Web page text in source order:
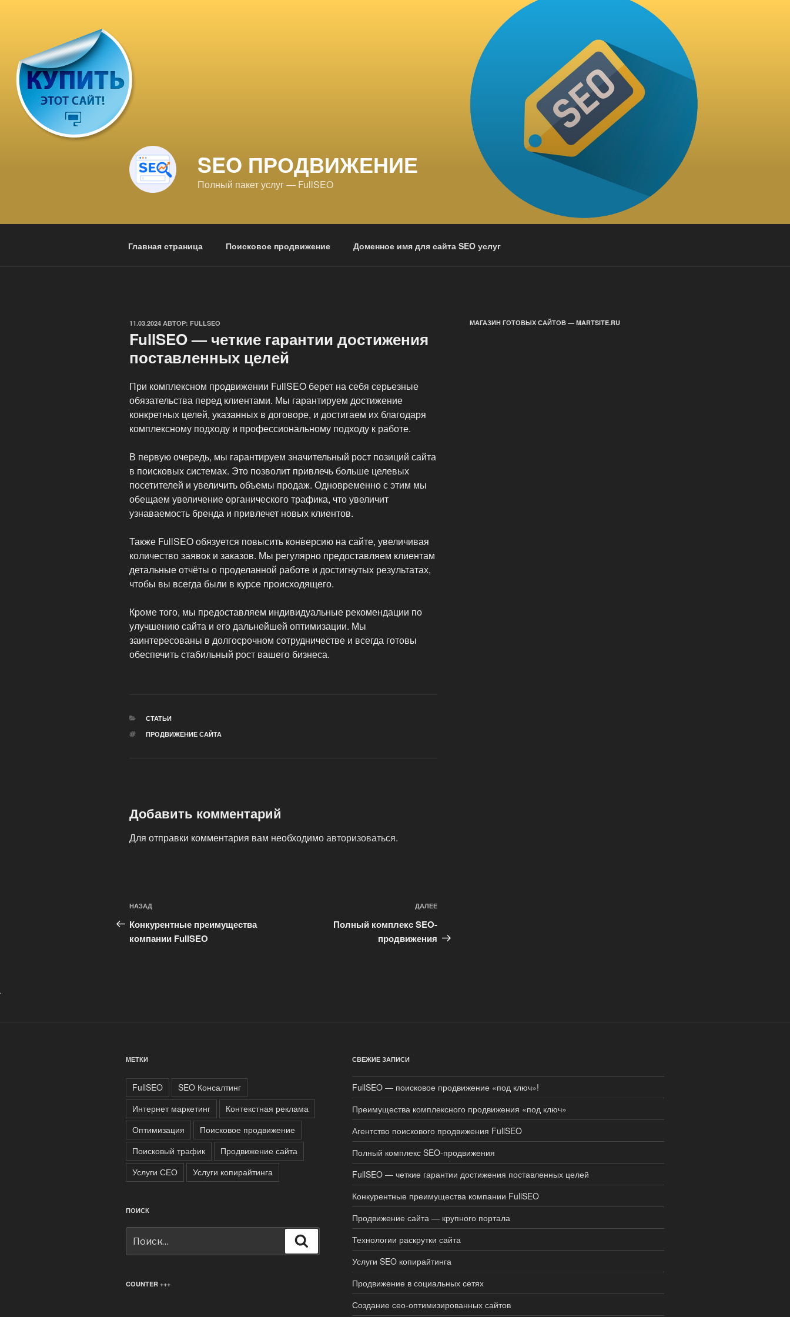
SEO ПРОДВИЖЕНИЕ
Полный пакет услуг — FullSEO
Главная страница Поисковое продвижение Доменное имя для сайта SEO услуг
ОПУБЛИКОВАНО
11.03.2024 АВТОР: FULLSEO
FullSEO — четкие гарантии достижения
поставленных целей
При комплексном продвижении FullSEO берет на себя серьезные
обязательства перед клиентами. Мы гарантируем достижение
конкретных целей, указанных в договоре, и достигаем их благодаря
комплексному подходу и профессиональному подходу к работе.
В первую очередь, мы гарантируем значительный рост позиций сайта
в поисковых системах. Это позволит привлечь больше целевых
посетителей и увеличить объемы продаж. Одновременно с этим мы
обещаем увеличение органического трафика, что увеличит
узнаваемость бренда и привлечет новых клиентов.
Также FullSEO обязуется повысить конверсию на сайте, увеличивая
количество заявок и заказов. Мы регулярно предоставляем клиентам
детальные отчёты о проделанной работе и достигнутых результатах,
чтобы вы всегда были в курсе происходящего.
Кроме того, мы предоставляем индивидуальные рекомендации по
улучшению сайта и его дальнейшей оптимизации. Мы
заинтересованы в долгосрочном сотрудничестве и всегда готовы
обеспечить стабильный рост вашего бизнеса.
РУБРИКИ
СТАТЬИ
МЕТКИ
ПРОДВИЖЕНИЕ САЙТА
Добавить комментарий
Для отправки комментария вам необходимоавторизоваться.
Навигация
по
записям
Предыдущая
запись:
НАЗАД
Конкурентные преимущества
компании FullSEO
ДАЛЕЕ
Полный комплекс SEO-
продвижения
МАГАЗИН ГОТОВЫХ САЙТОВ — MARTSITE.RU
.
МЕТКИ
FullSEO
SEO Консалтинг
Интернет маркетинг
Контекстная реклама
Оптимизация
Поисковое продвижение
Поисковый трафик
Продвижение сайта
Услуги СЕО
Услуги копирайтинга
ПОИСК
COUNTER +++
СВЕЖИЕ ЗАПИСИ
FullSEO — поисковое продвижение «под ключ»!
Преимущества комплексного продвижения «под ключ»
Агентство поискового продвижения FullSEO
Полный комплекс SEO-продвижения
FullSEO — четкие гарантии достижения поставленных целей
Конкурентные преимущества компании FullSEO
Продвижение сайта — крупного портала
Технологии раскрутки сайта
Услуги SEO копирайтинга
Продвижение в социальных сетях
Создание сео-оптимизированных сайтов